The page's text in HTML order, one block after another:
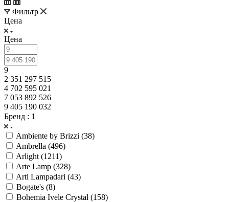
Фильтр
Цена
Цена
9
2 351 297 515
4 702 595 021
7 053 892 526
9 405 190 032
Бренд : 1
Ambiente by Brizzi (38)
Ambrella (496)
Arlight (1211)
Arte Lamp (328)
Arti Lampadari (43)
Bogate's (8)
Bohemia Ivele Crystal (158)